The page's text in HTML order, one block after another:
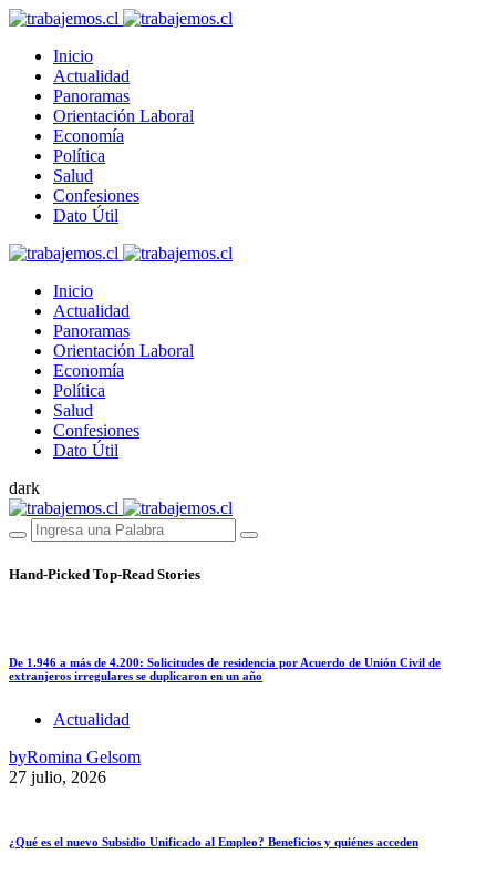
Inicio
Actualidad
Panoramas
Orientación Laboral
Economía
Política
Salud
Confesiones
Dato Útil
Inicio
Actualidad
Panoramas
Orientación Laboral
Economía
Política
Salud
Confesiones
Dato Útil
dark
Hand-Picked Top-Read Stories
De 1.946 a más de 4.200: Solicitudes de residencia por Acuerdo de Unión Civil de
extranjeros irregulares se duplicaron en un año
Actualidad
byRomina Gelsom
27 julio, 2026
¿Qué es el nuevo Subsidio Unificado al Empleo? Beneficios y quiénes acceden